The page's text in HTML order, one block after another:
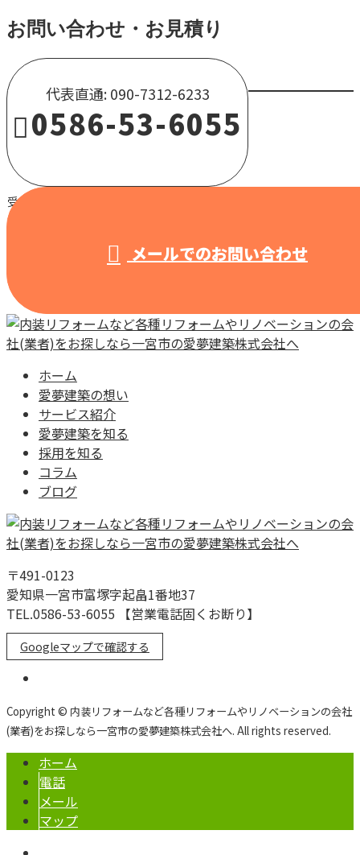
お問い合わせ・お見積り
代表直通: 090-7312-6233
0586-53-6055
受付 / 8:00～18:00 【営業電話固くお断り】
メールでのお問い合わせ
ホーム
愛夢建築の想い
サービス紹介
愛夢建築を知る
採用を知る
コラム
ブログ
〒491-0123
愛知県一宮市富塚字起畠1番地37
TEL.0586-53-6055 【営業電話固くお断り】
Googleマップで確認する
Copyright © 内装リフォームなど各種リフォームやリノベーションの会社
(業者)をお探しなら一宮市の愛夢建築株式会社へ. All rights reserved.
ホーム
電話
メール
マップ